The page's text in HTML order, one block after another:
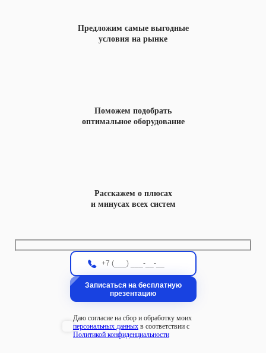
Предложим самые выгодные
условия на рынке
Поможем подобрать
оптимальное оборудование
Расскажем о плюсах
и минусах всех систем
Даю согласие на сбор и обработку моих
персональных данных в соответствии с
Политикой конфиденциальности